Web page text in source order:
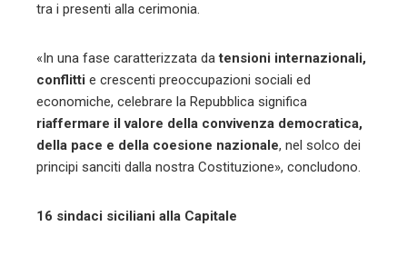
tra i presenti alla cerimonia.
«In una fase caratterizzata datensioni internazionali,
conflitti e crescenti preoccupazioni sociali ed
economiche, celebrare la Repubblica significa
riaffermare il valore della convivenza democratica,
della pace e della coesione nazionale, nel solco dei
principi sanciti dalla nostra Costituzione», concludono.
16 sindaci siciliani alla Capitale